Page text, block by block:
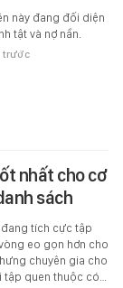
này đang đối diện
tật và nợ nần.
trước
nhất cho cơ
sách
tích cực tập
eo gọn hơn cho
chuyên gia cho
tập quen thuộc có…